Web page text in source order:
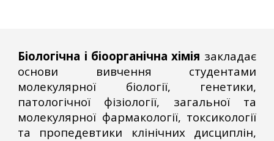
Біологічна і біоорганічна хімія закладає
основи вивчення студентами
молекулярної біології, генетики,
патологічної фізіології, загальної та
молекулярної фармакології, токсикології
та пропедевтики клінічних дисциплін,